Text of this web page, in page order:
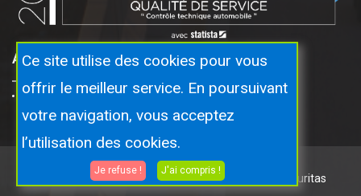
Autosecuritas Proche De Vous
Lormont
Copyright © 2026 Tous droits réservés. Par Autosecuritas
Ce site utilise des cookies pour vous
offrir le meilleur service. En poursuivant
votre navigation, vous acceptez
l’utilisation des cookies.
Je refuse ! J'ai compris !